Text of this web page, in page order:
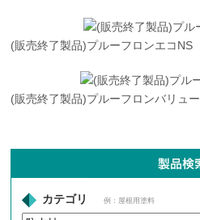
(販売終了製品)プルーフロンエコNS
(販売終了製品)プルーフロンバリュー
カテゴリ 例：屋根用塗料